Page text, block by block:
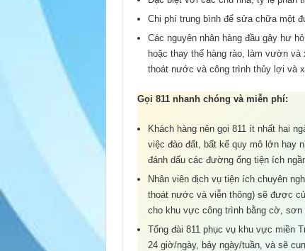
Chi phí trung bình để sửa chữa một
Các nguyên nhân hàng đầu gây hư
hoặc thay thế hàng rào, làm vườn
thoát nước và công trình thủy lợi và
Gọi 811 nhanh chóng và miễn phí:
Khách hàng nên gọi 811 ít nhất hai
việc đào đất, bất kể quy mô lớn hay
đánh dấu các đường ống tiện ích
Nhân viên dịch vụ tiện ích chuyên
thoát nước và viễn thông) sẽ được
cho khu vực công trình bằng cờ, sơn
Tổng đài 811 phục vụ khu vực miền
24 giờ/ngày, bảy ngày/tuần, và sẽ